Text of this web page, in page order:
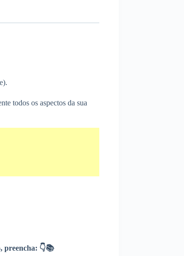
todos os aspectos da sua
preencha: 👇📚